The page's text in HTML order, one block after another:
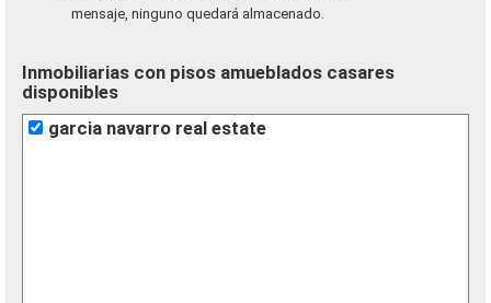
mensaje, ninguno quedará almacenado.
Inmobiliarias con pisos amueblados casares
disponibles
garcia navarro real estate